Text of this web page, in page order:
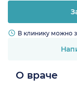
В клинику можно
О враче